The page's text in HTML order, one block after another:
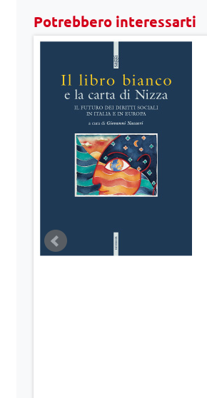
Potrebbero interessarti